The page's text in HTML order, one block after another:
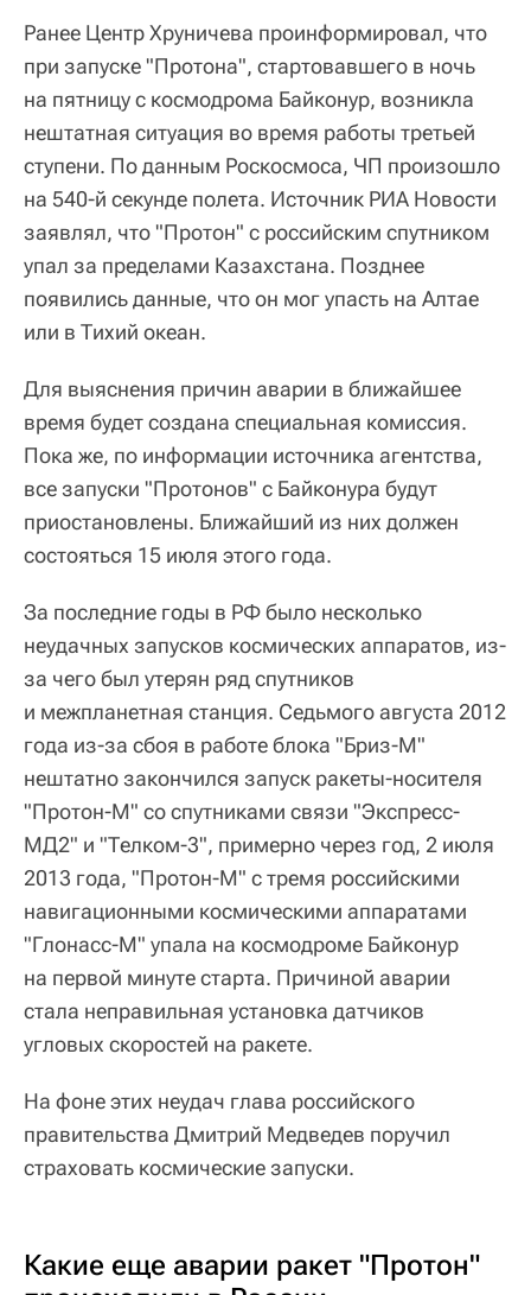
Ранее Центр Хруничева проинформировал, что
при запуске "Протона", стартовавшего в ночь
на пятницу с космодрома Байконур, возникла
нештатная ситуация во время работы третьей
ступени. По данным Роскосмоса, ЧП произошло
на 540-й секунде полета. Источник РИА Новости
заявлял, что "Протон" с российским спутником
упал за пределами Казахстана. Позднее
появились данные, что он мог упасть на Алтае
или в Тихий океан.
Для выяснения причин аварии в ближайшее
время будет создана специальная комиссия.
Пока же, по информации источника агентства,
все запуски "Протонов" с Байконура будут
приостановлены. Ближайший из них должен
состояться 15 июля этого года.
За последние годы в РФ было несколько
неудачных запусков космических аппаратов, из-
за чего был утерян ряд спутников
и межпланетная станция. Седьмого августа 2012
года из-за сбоя в работе блока "Бриз-М"
нештатно закончился запуск ракеты-носителя
"Протон-М" со спутниками связи "Экспресс-
МД2" и "Телком-3", примерно через год, 2 июля
2013 года, "Протон-М" с тремя российскими
навигационными космическими аппаратами
"Глонасс-М" упала на космодроме Байконур
на первой минуте старта. Причиной аварии
стала неправильная установка датчиков
угловых скоростей на ракете.
На фоне этих неудач глава российского
правительства Дмитрий Медведев поручил
страховать космические запуски.
Какие еще аварии ракет "Протон"